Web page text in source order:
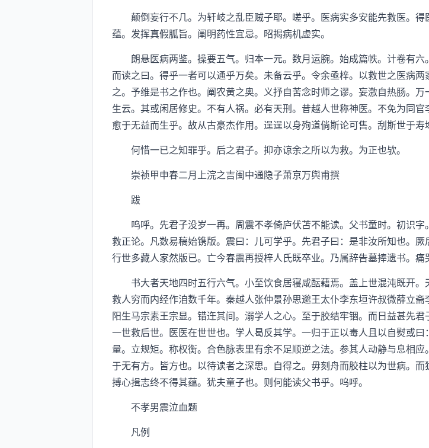
颠倒妄行不几。为轩岐之乱臣贼子耶。嗟乎。医病实多安能先救医。得
蕴。发挥真假胍旨。阐明药性宜忌。昭揭病机虚实。
朗悬医病两鉴。操要五气。归本一元。数月运腕。始成篇帙。计卷有六
而读之曰。得乎一者可以通乎万矣。未备云乎。令余亟梓。以救世之医病
之。予维是书之作也。阐农黄之奥。义抒自苦念时师之谬。妄激自热肠。
生云。其或闲居修史。不有人祸。必有天刑。昔越人世称神医。不免为同
愈于无益而生乎。故从古豪杰作用。逞逞以身殉道倘斯论可售。刮斯世于寿
何惜一已之知罪乎。后之君子。抑亦谅余之所以为救。为正也欤。
崇祯甲申春二月上浣之吉闽中通隐子萧京万舆甫撰
跋
呜呼。先君子没岁一再。周震不孝倚庐伏苫不能读。父书童时。初识字
救正论。凡数易稿始镌版。震曰：儿可学乎。先君子曰：是非汝所知也。
行世多藏人家然版已。亡今春震再授梓人氏既卒业。乃属辞告墓捧遗书。痛
书大者天地四时五行六气。小至饮食居寝咸酝藉焉。盖上世混沌既开。
救人穷而内经作洎数千年。秦越人张仲景孙思邈王太仆李东垣许叔微薛立
阳生马宗素王宗显。错迕其间。溺学人之心。至于胶结牢锢。而日益甚先
一世救后世。医医在世世也。学人曷反其学。一归于正以毒人且以自熨或
量。立规矩。称权衡。合色脉表里有余不足顺逆之法。参其人动静与息相
于无有方。皆方也。以待读者之深思。自得之。毋刻舟而胶柱以为世病。
搏心揖志终不得其蕴。犹夫童子也。则何能读父书乎。呜呼。
不孝男震泣血题
凡例